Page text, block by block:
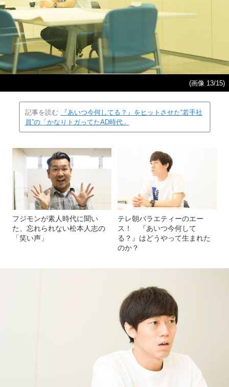
(画像 13/15)
記事を読む
『あいつ今何してる？』をヒットさせた“若手社
員”の「かなりトガってたAD時代」
フジモンが素人時代に聞い
た、忘れられない松本人志の
「笑い声」
テレ朝バラエティーのエー
ス！ 『あいつ今何して
る？』はどうやって生まれた
のか？